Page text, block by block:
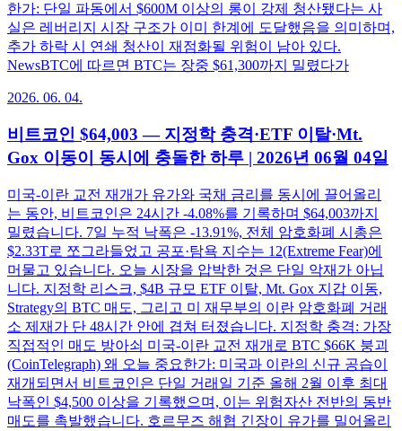
한가: 단일 파동에서 $600M 이상의 롱이 강제 청산됐다는 사
실은 레버리지 시장 구조가 이미 한계에 도달했음을 의미하며,
추가 하락 시 연쇄 청산이 재점화될 위험이 남아 있다.
NewsBTC에 따르면 BTC는 장중 $61,300까지 밀렸다가
2026. 06. 04.
비트코인 $64,003 — 지정학 충격·ETF 이탈·Mt.
Gox 이동이 동시에 충돌한 하루 | 2026년 06월 04일
미국-이란 교전 재개가 유가와 국채 금리를 동시에 끌어올리
는 동안, 비트코인은 24시간 -4.08%를 기록하며 $64,003까지
밀렸습니다. 7일 누적 낙폭은 -13.91%, 전체 암호화폐 시총은
$2.33T로 쪼그라들었고 공포·탐욕 지수는 12(Extreme Fear)에
머물고 있습니다. 오늘 시장을 압박한 것은 단일 악재가 아닙
니다. 지정학 리스크, $4B 규모 ETF 이탈, Mt. Gox 지갑 이동,
Strategy의 BTC 매도, 그리고 미 재무부의 이란 암호화폐 거래
소 제재가 단 48시간 안에 겹쳐 터졌습니다. 지정학 충격: 가장
직접적인 매도 방아쇠 미국-이란 교전 재개로 BTC $66K 붕괴
(CoinTelegraph) 왜 오늘 중요한가: 미국과 이란의 신규 공습이
재개되면서 비트코인은 단일 거래일 기준 올해 2월 이후 최대
낙폭인 $4,500 이상을 기록했으며, 이는 위험자산 전반의 동반
매도를 촉발했습니다. 호르무즈 해협 긴장이 유가를 밀어올리